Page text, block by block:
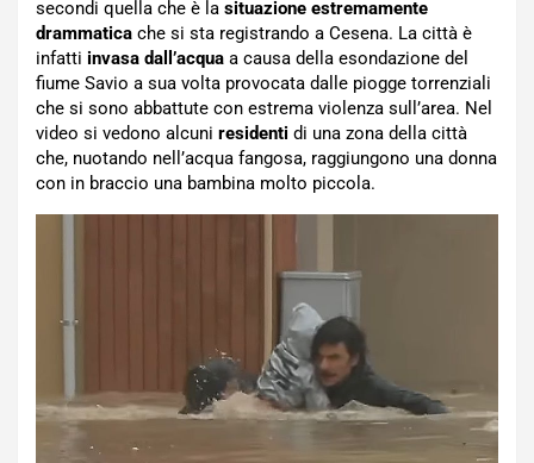
secondi quella che è la situazione estremamente
drammatica che si sta registrando a Cesena. La città è
infatti invasa dall’acqua a causa della esondazione del
fiume Savio a sua volta provocata dalle piogge torrenziali
che si sono abbattute con estrema violenza sull’area. Nel
video si vedono alcuni residenti di una zona della città
che, nuotando nell’acqua fangosa, raggiungono una donna
con in braccio una bambina molto piccola.